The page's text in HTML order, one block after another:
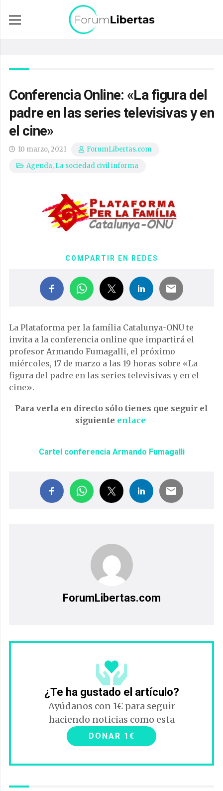
Conferencia Online: «La figura del
padre en las series televisivas y en
el cine»
10 marzo, 2021
ForumLibertas.com
Agenda, La sociedad civil informa
COMPARTIR EN REDES
La Plataforma per la família Catalunya-ONU te
invita a la conferencia online que impartirá el
profesor Armando Fumagalli, el próximo
miércoles, 17 de marzo a las 19 horas sobre «La
figura del padre en las series televisivas y en el
cine».
Para verla en directo sólo tienes que seguir el
siguiente enlace
Cartel conferencia Armando Fumagalli
ForumLibertas.com
¿Te ha gustado el artículo?
Ayúdanos con 1€ para seguir
haciendo noticias como esta
DONAR 1€